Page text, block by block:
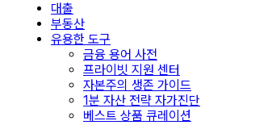
대출
부동산
유용한 도구
금융 용어 사전
프라이빗 지원 센터
자본주의 생존 가이드
1분 자산 전략 자가진단
베스트 상품 큐레이션